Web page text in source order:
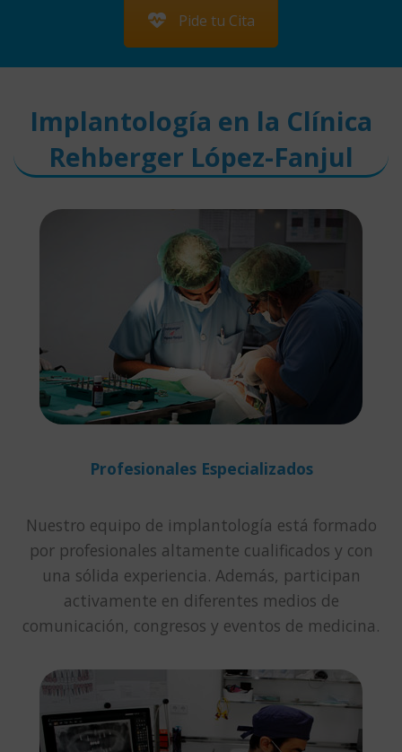
Pide tu Cita
Implantología en la Clínica
Rehberger López-Fanjul
Profesionales Especializados
Nuestro equipo de implantología está formado
por profesionales altamente cualificados y con
una sólida experiencia. Además, participan
activamente en diferentes medios de
comunicación, congresos y eventos de medicina.